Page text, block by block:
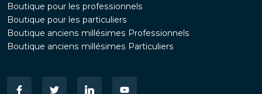
Boutique pour les professionnels
Boutique pour les particuliers
Boutique anciens millésimes Professionnels
Boutique anciens millésimes Particuliers